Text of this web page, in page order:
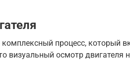
процесс, который
визуальный осмотр двигателя